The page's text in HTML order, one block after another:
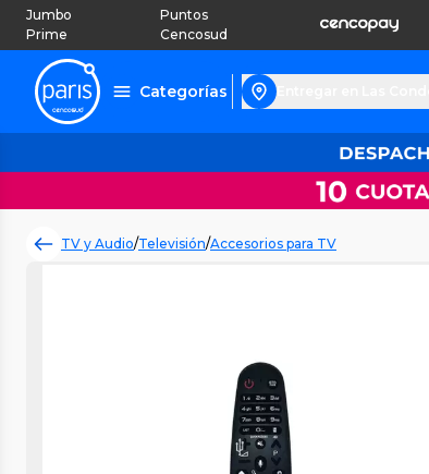
Jumbo
Prime
Puntos
Cencosud
Categorías
TV y Audio/Televisión/Accesorios para TV